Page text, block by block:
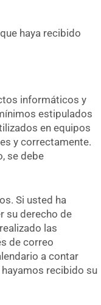
haya recibido
informáticos y
estipulados
en equipos
y correctamente.
se debe
Si usted ha
su derecho de
las
de correo
a contar
recibido su